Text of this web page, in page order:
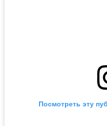
Посмотреть эту